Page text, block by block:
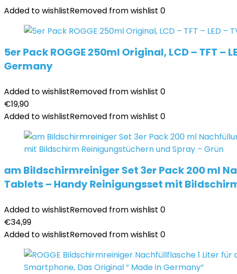
Added to wishlistRemoved from wishlist 0
5er Pack ROGGE 250ml Original, LCD – TFT
Germany
Added to wishlistRemoved from wishlist 0
€19,90
Added to wishlistRemoved from wishlist 0
am Bildschirmreiniger Set 3er Pack 200 ml
Tablets – Handy Reinigungsset mit
Added to wishlistRemoved from wishlist 0
€34,99
Added to wishlistRemoved from wishlist 0